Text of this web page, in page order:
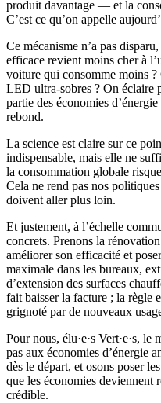
produit davantage — et la
C’est ce qu’on appelle
Ce mécanisme n’a pas
efficace revient moins cher à
voiture qui consomme moins
LED ultra-sobres ? On éclaire
partie des économies
rebond.
La science est claire sur ce
indispensable, mais elle ne
la consommation globale
Cela ne rend pas nos
doivent aller plus loin.
Et justement, à l’échelle
concrets. Prenons la
améliorer son efficacité et
maximale dans les bureaux,
d’extension des surfaces
fait baisser la facture ; la règle
grignoté par de nouveaux
Pour nous, élu·e·s Vert·e·s, le
pas aux économies d’énergie
dès le départ, et osons poser
que les économies
crédible.